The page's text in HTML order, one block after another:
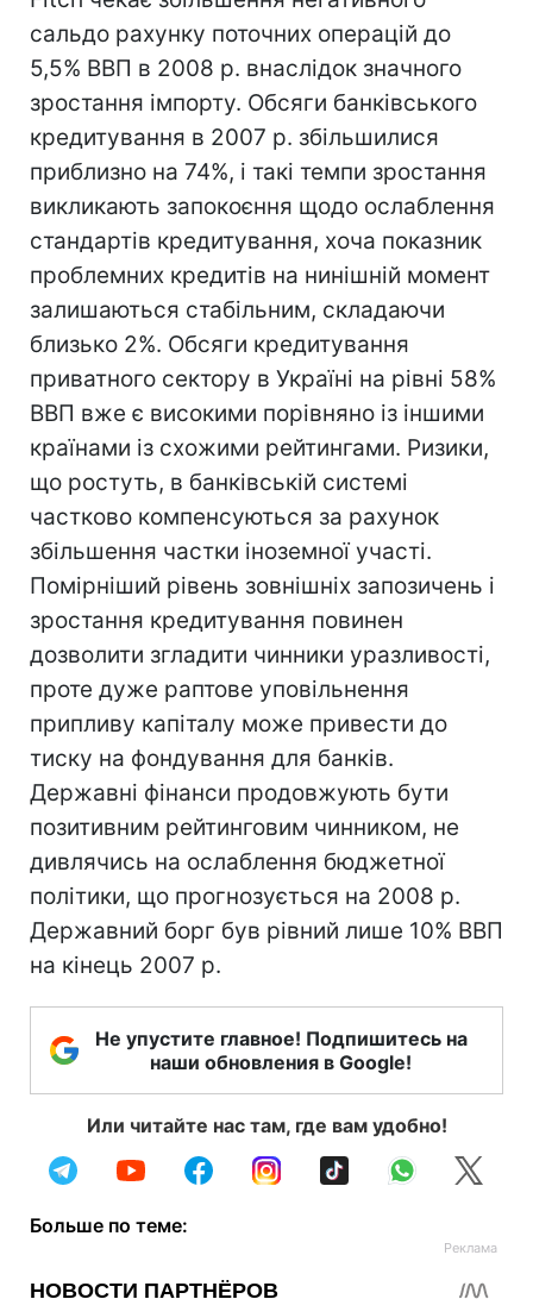
сальдо рахунку поточних операцій до
5,5% ВВП в 2008 р. внаслідок значного
зростання імпорту. Обсяги банківського
кредитування в 2007 р. збільшилися
приблизно на 74%, і такі темпи зростання
викликають запокоєння щодо ослаблення
стандартів кредитування, хоча показник
проблемних кредитів на нинішній момент
залишаються стабільним, складаючи
близько 2%. Обсяги кредитування
приватного сектору в Україні на рівні 58%
ВВП вже є високими порівняно із іншими
країнами із схожими рейтингами. Ризики,
що ростуть, в банківській системі
частково компенсуються за рахунок
збільшення частки іноземної участі.
Помірніший рівень зовнішніх запозичень і
зростання кредитування повинен
дозволити згладити чинники уразливості,
проте дуже раптове уповільнення
припливу капіталу може привести до
тиску на фондування для банків.
Державні фінанси продовжують бути
позитивним рейтинговим чинником, не
дивлячись на ослаблення бюджетної
політики, що прогнозується на 2008 р.
Державний борг був рівний лише 10% ВВП
на кінець 2007 р.
Не упустите главное! Подпишитесь на
наши обновления в Google!
Или читайте нас там, где вам удобно!
Больше по теме: